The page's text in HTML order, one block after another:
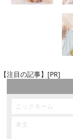
【注目の記事】[PR]